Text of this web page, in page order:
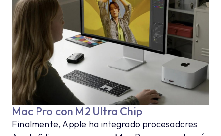
Mac Pro con M2 Ultra Chip
Finalmente, Apple ha integrado procesadores